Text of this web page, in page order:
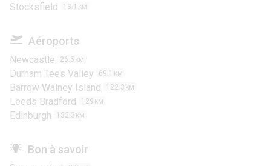
Stocksfield 13.1 KM
Aéroports
Newcastle 26.5 KM
Durham Tees Valley 69.1 KM
Barrow Walney Island 122.3 KM
Leeds Bradford 129 KM
Edinburgh 132.3 KM
Bon à savoir